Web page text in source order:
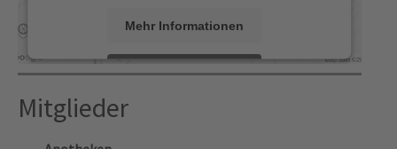
Mehr Informationen
Akzeptieren
powered by
Mitglieder